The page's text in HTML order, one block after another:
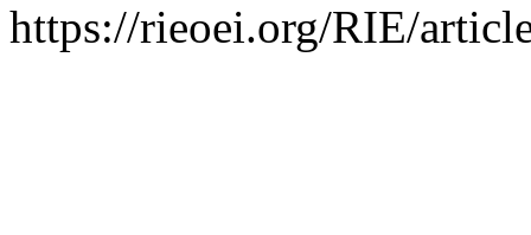
https://rieoei.org/RIE/